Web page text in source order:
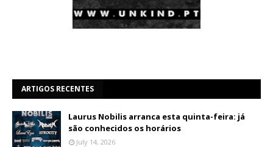
ARTIGOS RECENTES
Laurus Nobilis arranca esta quinta-feira: já
são conhecidos os horários
July 14, 2026